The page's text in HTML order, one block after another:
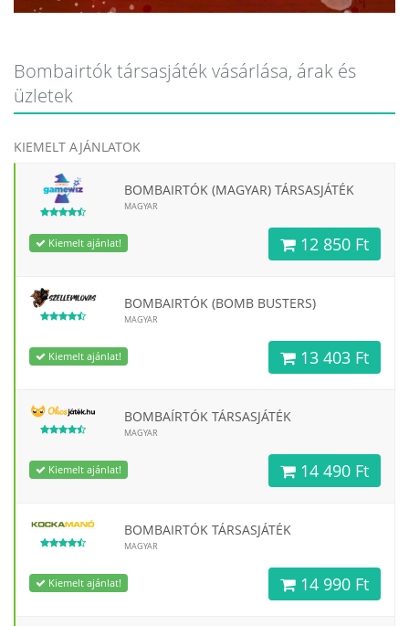
Bombairtók társasjáték vásárlása, árak és
üzletek
KIEMELT AJÁNLATOK
BOMBAIRTÓK (MAGYAR) TÁRSASJÁTÉK
MAGYAR
Kiemelt ajánlat! 12 850 Ft
BOMBAIRTÓK (BOMB BUSTERS)
MAGYAR
Kiemelt ajánlat! 13 403 Ft
BOMBAÍRTÓK TÁRSASJÁTÉK
MAGYAR
Kiemelt ajánlat! 14 490 Ft
BOMBAIRTÓK TÁRSASJÁTÉK
MAGYAR
Kiemelt ajánlat! 14 990 Ft